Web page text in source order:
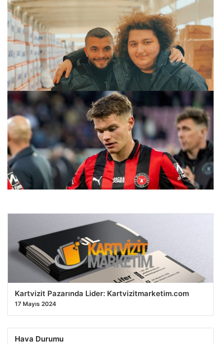
Mesut Can Tomay kimdir, kaç yaşında? Mesut Can Tomay
neden gözaltına alındı?
28.07.2026 06:04
Rövanş Öncesi Şok Gelişme: Beşiktaş’ın Rakibinde
27.07.2026 07:04
Kartvizit Pazarında Lider: Kartvizitmarketim.com
17 Mayıs 2024
Hava Durumu